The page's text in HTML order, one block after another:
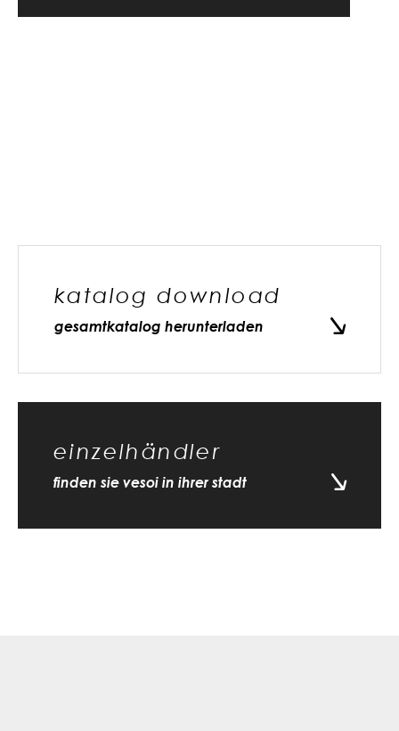
katalog download
gesamtkatalog herunterladen
einzelhändler
finden sie vesoi in ihrer stadt